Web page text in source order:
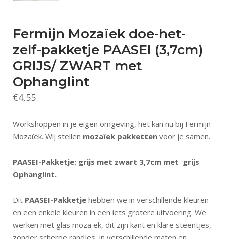
Fermijn Mozaïek doe-het-
zelf-pakketje PAASEI (3,7cm)
GRIJS/ ZWART met
Ophanglint
€4,55
Workshoppen in je eigen omgeving, het kan nu bij Fermijn
Mozaïek. Wij stellen mozaïek pakketten voor je samen.
PAASEI-Pakketje: grijs met zwart 3,7cm met grijs
Ophanglint.
Dit PAASEI-Pakketje hebben we in verschillende kleuren
en een enkele kleuren in een iets grotere uitvoering. We
werken met glas mozaïek, dit zijn kant en klare steentjes,